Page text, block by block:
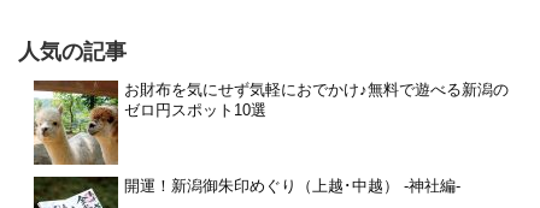
人気の記事
お財布を気にせず気軽におでかけ♪無料で遊べる新潟の
ゼロ円スポット10選
開運！新潟御朱印めぐり（上越･中越） -神社編-